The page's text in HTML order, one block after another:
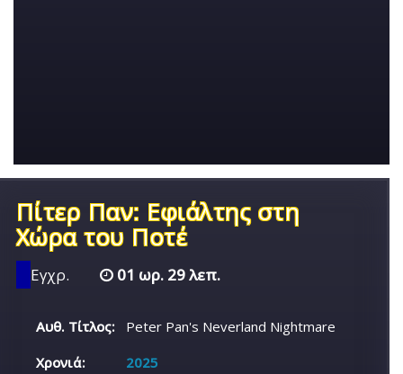
Πίτερ Παν: Εφιάλτης στη
Χώρα του Ποτέ
Εγχρ. 01 ωρ. 29 λεπ.
Αυθ. Τίτλος:
Peter Pan's Neverland Nightmare
Χρονιά:
2025